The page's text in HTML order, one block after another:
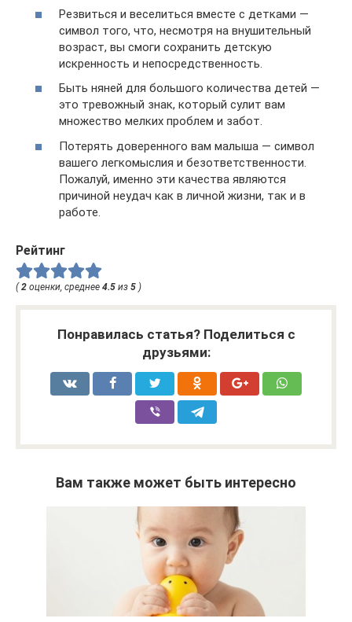
Резвиться и веселиться вместе с детками —
символ того, что, несмотря на внушительный
возраст, вы смоги сохранить детскую
искренность и непосредственность.
Быть няней для большого количества детей —
это тревожный знак, который сулит вам
множество мелких проблем и забот.
Потерять доверенного вам малыша — символ
вашего легкомыслия и безответственности.
Пожалуй, именно эти качества являются
причиной неудач как в личной жизни, так и в
работе.
Рейтинг
( 2 оценки, среднее 4.5 из 5 )
Понравилась статья? Поделиться с
друзьями:
Вам также может быть интересно